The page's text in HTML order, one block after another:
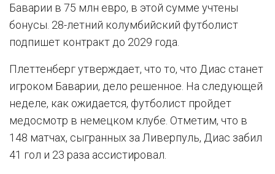
Баварии в 75 млн евро, в этой сумме учтены
бонусы. 28-летний колумбийский футболист
подпишет контракт до 2029 года.
Плеттенберг утверждает, что то, что Диас станет
игроком Баварии, дело решенное. На следующей
неделе, как ожидается, футболист пройдет
медосмотр в немецком клубе. Отметим, что в
148 матчах, сыгранных за Ливерпуль, Диас забил
41 гол и 23 раза ассистировал.